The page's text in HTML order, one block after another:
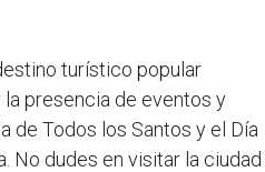
turístico popular
presencia de eventos y
de Todos los Santos y el Día
No dudes en visitar la ciudad